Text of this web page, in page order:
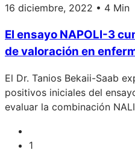
16 diciembre, 2022 • 4 Min
El ensayo NAPOLI-3
de valoración en
El Dr. Tanios Bekaii-Saab
positivos iniciales del
evaluar la combinación
1